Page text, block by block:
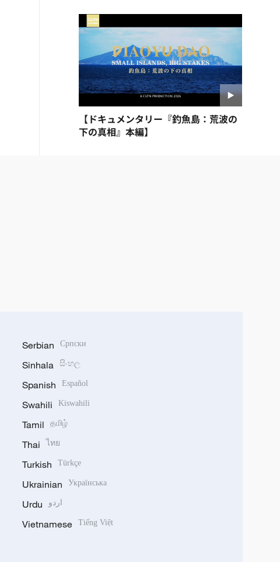
【ドキュメンタリー『釣魚島：荒波の
下の真相』本編】
Serbian Српски
Sinhala සිංහල
Spanish Español
Swahili Kiswahili
Tamil தமிழ்
Thai ไทย
Turkish Türkçe
Ukrainian Українська
Urdu اردو
Vietnamese Tiếng Việt